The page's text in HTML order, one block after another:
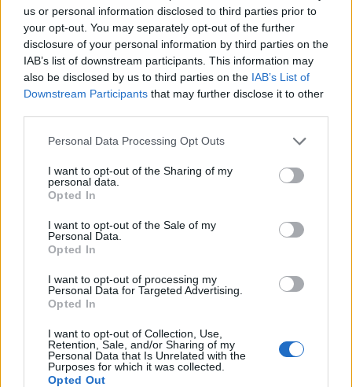
us or personal information disclosed to third parties prior to
your opt-out. You may separately opt-out of the further
disclosure of your personal information by third parties on the
IAB’s list of downstream participants. This information may
also be disclosed by us to third parties on the IAB’s List of
Downstream Participants that may further disclose it to other
Personal Data Processing Opt Outs
I want to opt-out of the Sharing of my
personal data.
Opted In
I want to opt-out of the Sale of my
Personal Data.
Opted In
I want to opt-out of processing my
Personal Data for Targeted Advertising.
Opted In
I want to opt-out of Collection, Use,
Retention, Sale, and/or Sharing of my
Personal Data that Is Unrelated with the
Purposes for which it was collected.
Opted Out